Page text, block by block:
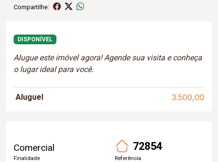
Compartilhe:
DISPONÍVEL
Alugue este imóvel agora! Agende sua visita e conheça
o lugar ideal para você.
Aluguel 3.500,00
Comercial
Finalidade
72854
Referência